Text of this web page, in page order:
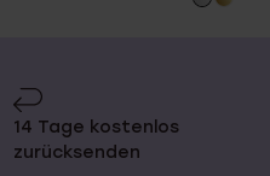
14 Tage kostenlos
zurücksenden